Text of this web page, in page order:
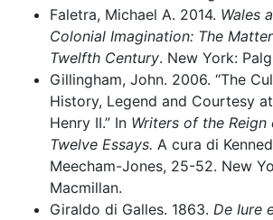
Faletra, Michael A. 2014. Wales
Colonial Imagination: The
Twelfth Century. New York:
Gillingham, John. 2006. “The
History, Legend and Courtesy
Henry II.” In Writers of the Reign
Twelve Essays. A cura di
Meecham-Jones, 25-52. New
Macmillan.
Giraldo di Galles. 1863. De Iure